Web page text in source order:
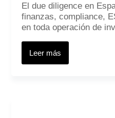
El due diligence en
finanzas, compliance,
en toda operación de
Leer más